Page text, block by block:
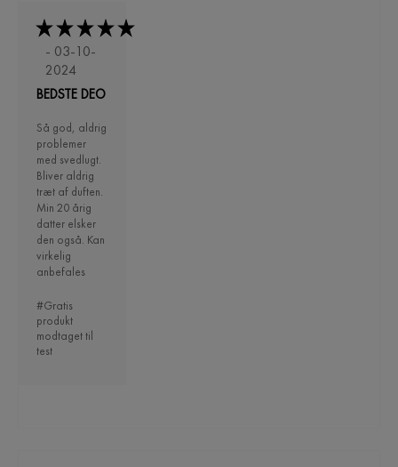
- 03-10-
2024
BEDSTE DEO
Så god, aldrig
problemer
med svedlugt.
Bliver aldrig
træt af duften.
Min 20 årig
datter elsker
den også. Kan
virkelig
anbefales
#Gratis
produkt
modtaget til
test